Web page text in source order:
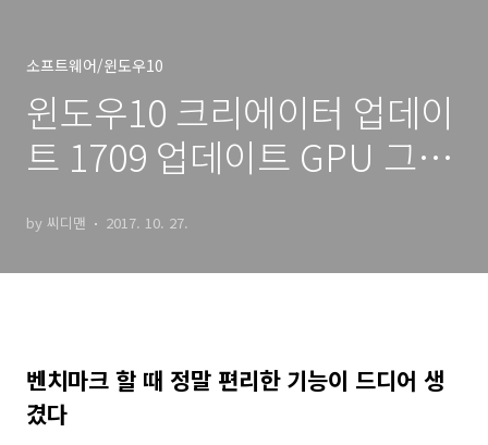
소프트웨어/윈도우10
윈도우10 크리에이터 업데이
트 1709 업데이트 GPU 그래
by 씨디맨 2017. 10. 27.
벤치마크 할 때 정말 편리한 기능이 드디어 생
겼다